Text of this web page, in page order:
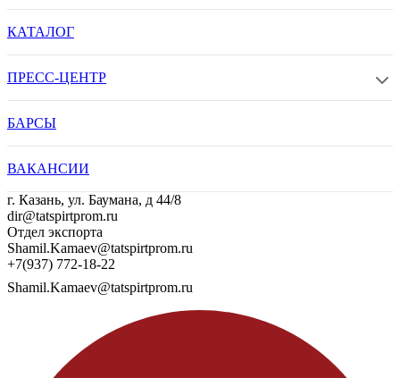
КАТАЛОГ
ПРЕСС-ЦЕНТР
БАРСЫ
ВАКАНСИИ
г. Казань, ул. Баумана, д 44/8
dir@tatspirtprom.ru
Отдел экспорта
Shamil.Kamaev@tatspirtprom.ru
+7(937) 772-18-22
Shamil.Kamaev@tatspirtprom.ru